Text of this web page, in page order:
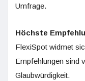
Umfrage.
Höchste
FlexiSpot widmet
Empfehlungen sind
Glaubwürdigkeit.